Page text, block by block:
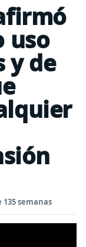
uso
y de
135 semanas